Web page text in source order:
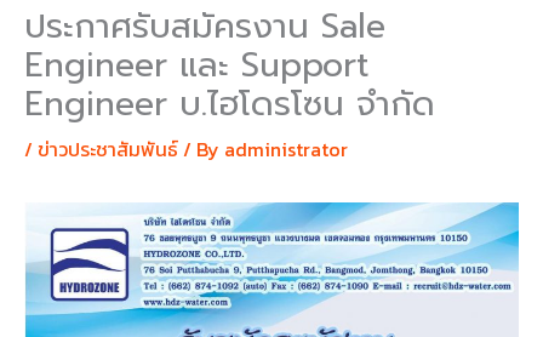
ประกาศรับสมัครงาน Sale
Engineer และ Support
Engineer บ.ไฮโดรโซน จำกัด
/ ข่าวประชาสัมพันธ์/ By administrator